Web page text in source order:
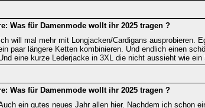
Was für Damenmode wollt ihr 2025 tragen ?
Ich will mal mehr mit Longjacken/Cardigans ausprobieren.
paar längere Ketten kombinieren. Und endlich einen
eine kurze Lederjacke in 3XL die nicht aussieht wie
Was für Damenmode wollt ihr 2025 tragen ?
ein gutes neues Jahr allen hier. Nachdem ich schon